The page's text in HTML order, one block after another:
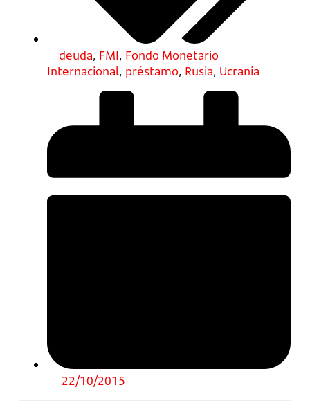
deuda, FMI, Fondo Monetario
Internacional, préstamo, Rusia, Ucrania
22/10/2015